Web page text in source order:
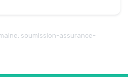
soumission-assurance-